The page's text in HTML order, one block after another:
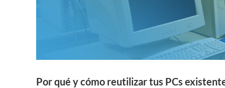
Por qué y cómo reutilizar tus PCs